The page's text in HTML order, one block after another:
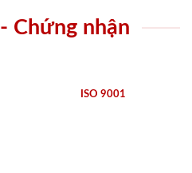
Chứng nhận
ISO 9001